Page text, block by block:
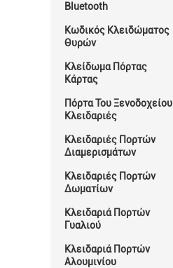
Bluetooth
Κωδικός Κλειδώματος
Θυρών
Κλείδωμα Πόρτας
Κάρτας
Πόρτα Του Ξενοδοχείου
Κλειδαριές
Κλειδαριές Πορτών
Διαμερισμάτων
Κλειδαριές Πορτών
Δωματίων
Κλειδαριά Πορτών
Γυαλιού
Κλειδαριά Πορτών
Αλουμινίου